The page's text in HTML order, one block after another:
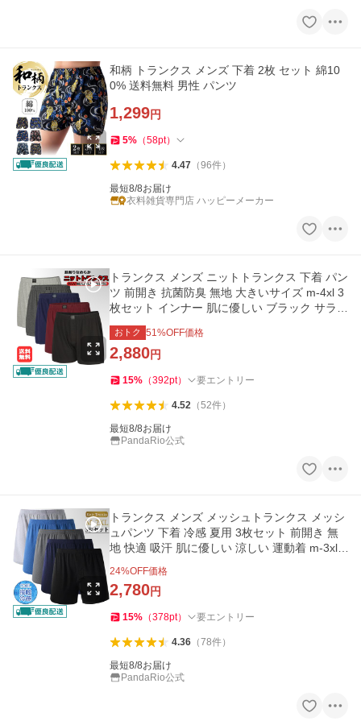
和柄 トランクス メンズ 下着 2枚 セット 綿10
0% 送料無料 男性 パンツ
1,299円
5% （58pt）
4.47（96件）
最短8/8お届け
衣料雑貨専門店 ハッピーメーカー
トランクス メンズ ニットトランクス 下着 パン
ツ 前開き 抗菌防臭 無地 大きいサイズ m-4xl 3
枚セット インナー 肌に優しい ブラック サラサ
ラ 春夏秋冬 LHT
おトク 51%OFF価格
2,880円
15% （392pt） 要エントリー
4.52（52件）
最短8/8お届け
PandaRio公式
トランクス メンズ メッシュトランクス メッシ
ュパンツ 下着 冷感 夏用 3枚セット 前開き 無
地 快適 吸汗 肌に優しい 涼しい 運動着 m-3xl
24%OFF価格
2,780円
15% （378pt） 要エントリー
4.36（78件）
最短8/8お届け
PandaRio公式